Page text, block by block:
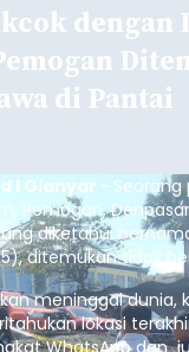
dengan
di Pantai
I Gianyar - Seorang
Pemogan,
diketahui
ditemukan tidak
Sukawati.
meninggal dunia,
lokasi
WhatsApp dan